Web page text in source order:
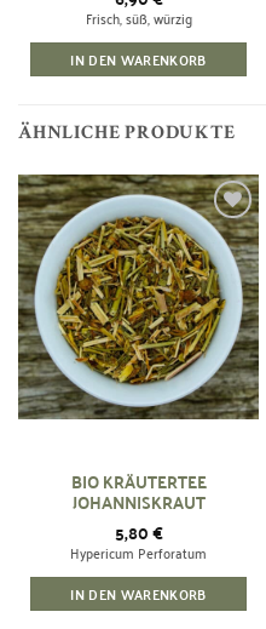
Frisch, süß, würzig
IN DEN WARENKORB
ÄHNLICHE PRODUKTE
Zur
Wunschliste
hinzufügen
BIO KRÄUTERTEE
JOHANNISKRAUT
5,80€
Hypericum Perforatum
IN DEN WARENKORB